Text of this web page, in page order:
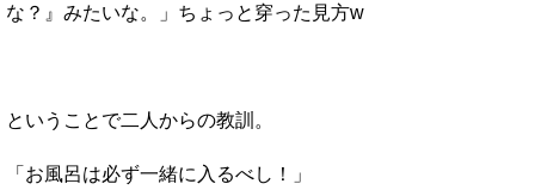
な？』みたいな。」ちょっと穿った見方w
ということで二人からの教訓。
「お風呂は必ず一緒に入るべし！」